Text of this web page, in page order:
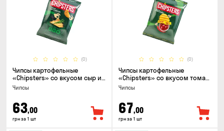
(0)
Чипсы картофельные
«Chipsters» со вкусом сыр и
лук, 95г
Чипсы
63,00
грн за 1 шт
(0)
Чипсы картофельные
«Chipsters» со вкусом томат
спайси, 95г
Чипсы
67,00
грн за 1 шт